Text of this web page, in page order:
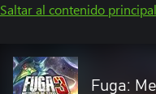
Saltar al contenido principal
Fuga: